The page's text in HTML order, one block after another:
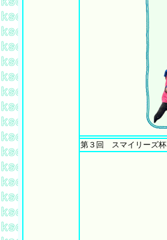
第３回 スマイリーズ杯